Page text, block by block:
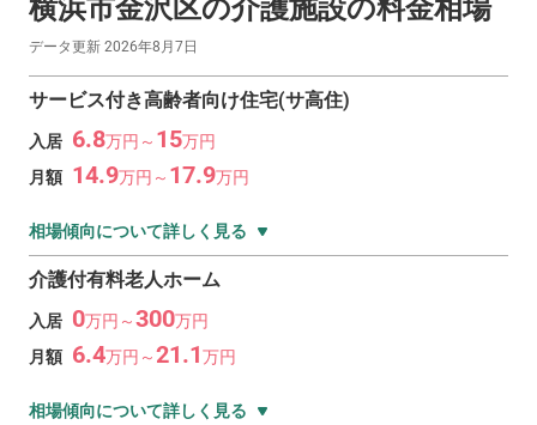
横浜市金沢区の介護施設の料金相場
データ更新 2026年8月7日
サービス付き高齢者向け住宅(サ高住)
入居 6.8万円～ 15万円
月額 14.9万円～ 17.9万円
相場傾向について詳しく見る
介護付有料老人ホーム
入居 0万円～300万円
月額 6.4万円～21.1万円
相場傾向について詳しく見る